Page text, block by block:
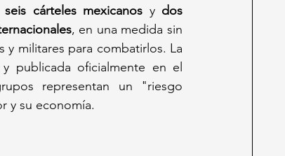
seis cárteles mexicanos y dos
, en una medida sin
militares para combatirlos. La
representan un "riesgo
y su economía.